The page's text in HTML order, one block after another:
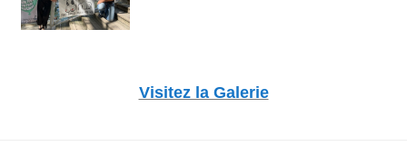
Visitez la Galerie